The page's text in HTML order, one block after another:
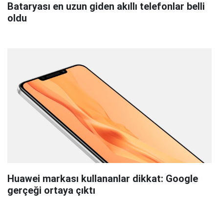
Bataryası en uzun giden akıllı telefonlar belli
oldu
Huawei markası kullananlar dikkat: Google
gerçeği ortaya çıktı